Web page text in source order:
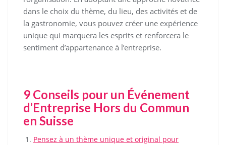
dans le choix du thème, du lieu, des activités et de
la gastronomie, vous pouvez créer une expérience
unique qui marquera les esprits et renforcera le
sentiment d’appartenance à l’entreprise.
9 Conseils pour un Événement
d’Entreprise Hors du Commun
en Suisse
Pensez à un thème unique et original pour